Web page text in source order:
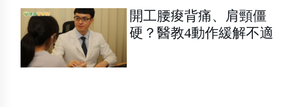
開工腰痠背痛、肩頸僵
硬？醫教4動作緩解不適